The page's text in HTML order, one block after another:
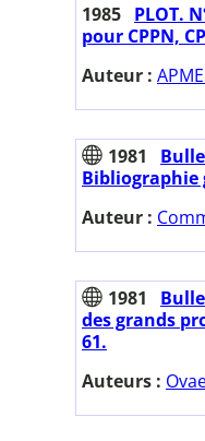
1985 PLOT.
pour CPPN,
Auteur :
1981
Bibliographie
Auteur :
1981
des grands
61.
Auteurs :